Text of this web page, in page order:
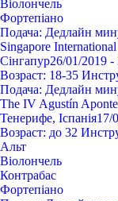
Віолончель
Фортепіано
Подача: Дедлайн
Singapore
Сінгапур26/01/2019 -
Возраст: 18-35
Подача: Дедлайн
The IV Agustín
Тенерифе, Іспанія17/
Возраст: до 32
Альт
Віолончель
Контрабас
Фортепіано